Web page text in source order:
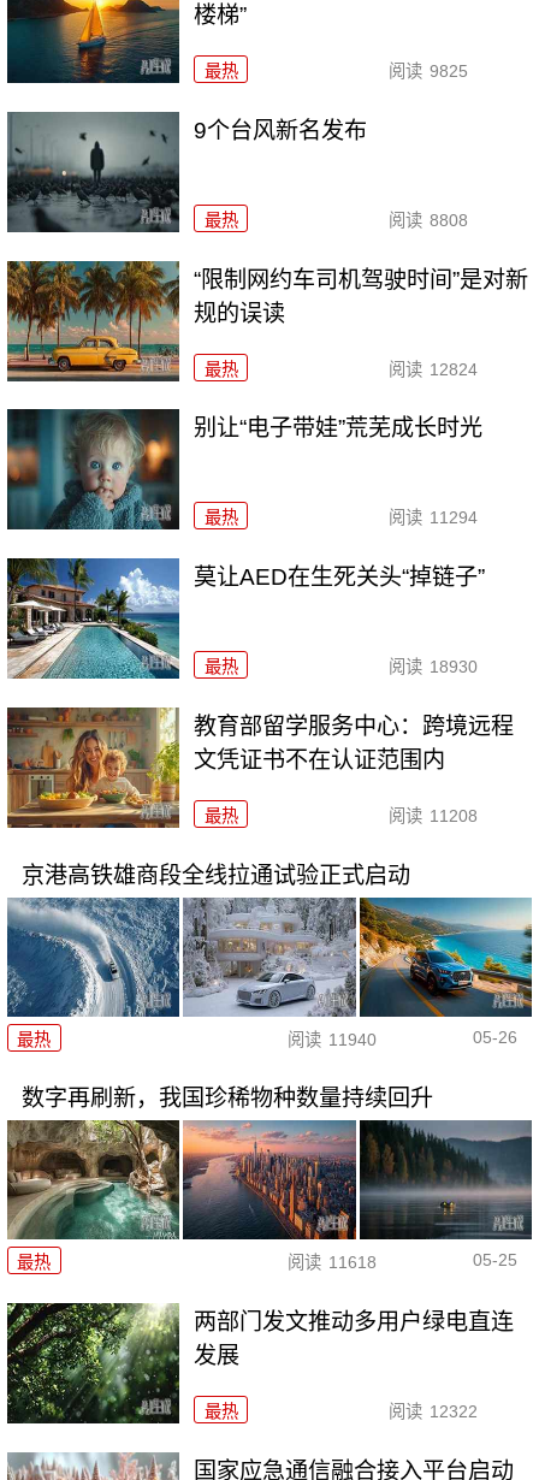
楼梯”
最热 阅读 9825
9个台风新名发布
最热 阅读 8808
“限制网约车司机驾驶时间”是对新
规的误读
最热 阅读 12824
别让“电子带娃”荒芜成长时光
最热 阅读 11294
莫让AED在生死关头“掉链子”
最热 阅读 18930
教育部留学服务中心：跨境远程
文凭证书不在认证范围内
最热 阅读 11208
京港高铁雄商段全线拉通试验正式启动
最热 阅读 11940 05-26
数字再刷新，我国珍稀物种数量持续回升
最热 阅读 11618 05-25
两部门发文推动多用户绿电直连
发展
最热 阅读 12322
国家应急通信融合接入平台启动